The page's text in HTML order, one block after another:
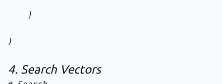
    ]
)
4. Search Vectors